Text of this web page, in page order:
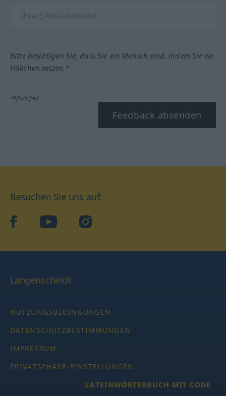
Bitte bestätigen Sie, dass Sie ein Mensch sind, indem Sie ein
Häkchen setzen.*
*Pflichtfeld
Feedback absenden
Besuchen Sie uns auf:
facebookYouTube Instagram
Langenscheidt
NUTZUNGSBEDINGUNGEN
DATENSCHUTZBESTIMMUNGEN
IMPRESSUM
PRIVATSPHÄRE-EINSTELLUNGEN
LATEINWÖRTERBUCH MIT CODE